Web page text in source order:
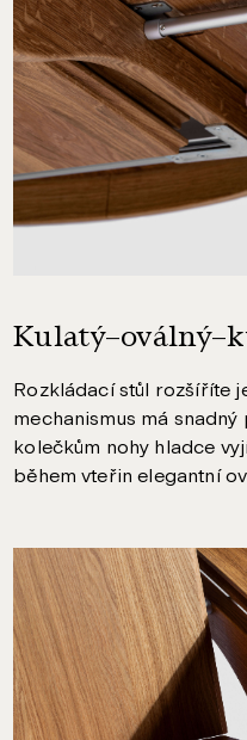
Rozkládací stůl rozšíříte
mechanismus má
kolečkům nohy hladce
během vteřin elegantní